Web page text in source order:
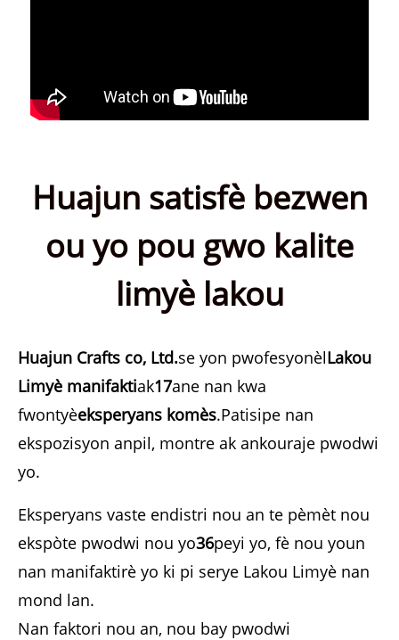
Huajun satisfè bezwen
ou yo pou gwo kalite
limyè lakou
Huajun Crafts co, Ltd.se yon pwofesyonèlLakou
Limyè manifaktiak17ane nan kwa
fwontyèeksperyans komès.Patisipe nan
ekspozisyon anpil, montre ak ankouraje pwodwi
yo.
Eksperyans vaste endistri nou an te pèmèt nou
ekspòte pwodwi nou yo36peyi yo, fè nou youn
nan manifaktirè yo ki pi serye Lakou Limyè nan
mond lan.
Nan faktori nou an, nou bay pwodwi